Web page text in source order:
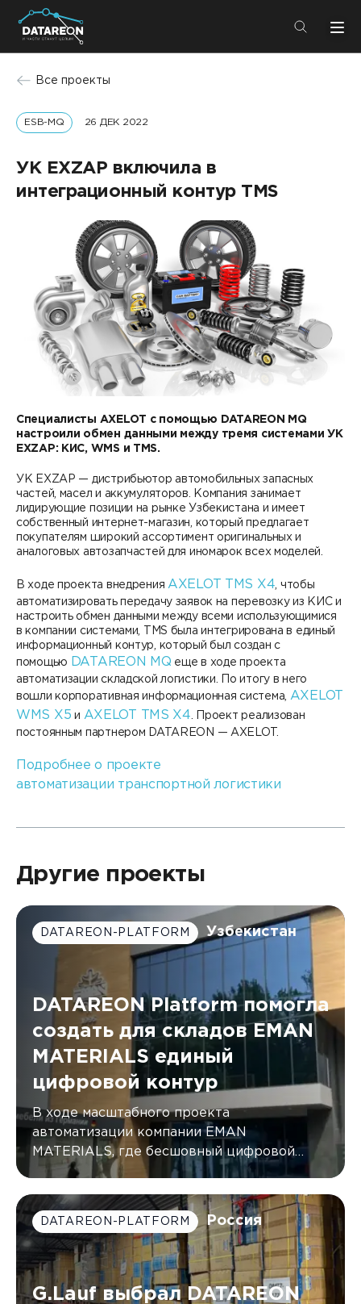
+7 (495) 280-08-01
Услуги
Решения
Компания
О компании
Карьера
Контакты
Решения
DATAREON Platform
DATAREON ESB
Пресс-центр
Анонсы мероприятий
Образовательный марафон: ваш рывок к новым
Учебные курсы DATAREON
Техническая поддержка
Старт с Вендором
Партнеры
Партнерство с DATAREON
Партнеры DATAREON
Центр экспертизы
Статьи
Книги DATAREON
Вебинары
Все проекты
ESB-MQ 26 ДЕК 2022
УК EXZAP включила в
интеграционный контур TMS
Специалисты AXELOT с помощью DATAREON MQ
настроили обмен данными между тремя системами УК
EXZAP: КИС, WMS и TMS.
УК EXZAP — дистрибьютор автомобильных запасных
частей, масел и аккумуляторов. Компания занимает
лидирующие позиции на рынке Узбекистана и имеет
собственный интернет-магазин, который предлагает
покупателям широкий ассортимент оригинальных и
аналоговых автозапчастей для иномарок всех моделей.
В ходе проекта внедрения AXELOT TMS X4 , чтобы
автоматизировать передачу заявок на перевозку из КИС и
настроить обмен данными между всеми использующимися
в компании системами, TMS была интегрирована в единый
информационный контур, который был создан с
помощью
DATAREON MQ еще в ходе проекта
автоматизации складской логистики. По итогу в него
вошли корпоративная информационная система,
AXELOT
WMS X5 и AXELOT TMS X4 . Проект реализован
постоянным партнером DATAREON — AXELOT.
Подробнее о проекте
автоматизации транспортной логистики
Другие проекты
DATAREON-PLATFORM Узбекистан
DATAREON Platform помогла
создать для складов EMAN
MATERIALS единый
цифровой контур
В ходе масштабного проекта
автоматизации компании EMAN
MATERIALS, где бесшовный цифровой
контур был создан с помощью DATAREON
DATAREON-PLATFORM Россия
G.Lauf выбрал DATAREON